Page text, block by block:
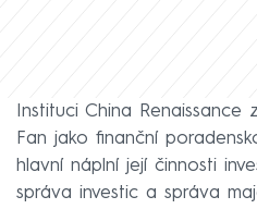
Instituci China
Fan jako finanční
hlavní náplní její činnosti
správa investic a správa